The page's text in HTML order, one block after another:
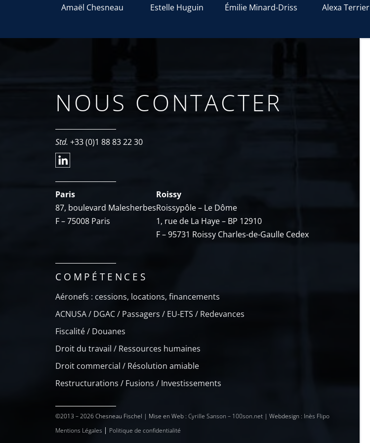
Amaël Chesneau​ Estelle Huguin Émilie Minard-Driss Alexa Terrier
NOUS CONTACTER
Std. +33 (0)1 88 83 22 30
Paris
87, boulevard Malesherbes
F – 75008 Paris
Roissy
Roissypôle – Le Dôme
1, rue de La Haye – BP 12910
F – 95731 Roissy Charles-de-Gaulle Cedex
COMPÉTENCES
Aéronefs : cessions, locations, financements
ACNUSA / DGAC / Passagers / EU-ETS / Redevances
Fiscalité / Douanes
Droit du travail / Ressources humaines
Droit commercial / Résolution amiable
Restructurations / Fusions / Investissements
©2013 – 2026 Chesneau Fischel | Mise en Web : Cyrille Sanson – 100son.net | Webdesign : Inès Flipo
Mentions Légales
Politique de confidentialité